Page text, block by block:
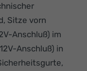
Sitze vorn
Anschluß) im
Anschluß) in